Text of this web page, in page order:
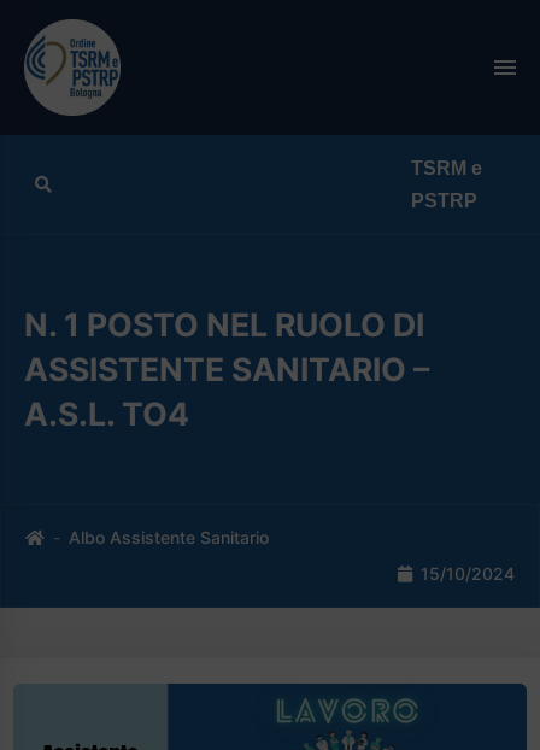
N. 1 POSTO NEL RUOLO DI
ASSISTENTE SANITARIO –
A.S.L. TO4
HomeAlbo Assistente Sanitario
15/10/2024